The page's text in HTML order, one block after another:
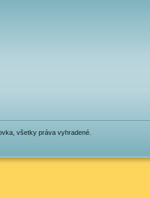
všetky práva vyhradené.